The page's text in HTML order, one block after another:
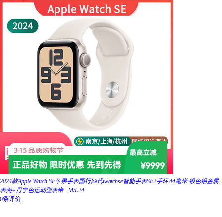
2024款Apple Watch SE苹果手表国行四代iwatchse智能手表SE2手环 44毫米 银色铝金属
表壳+丹宁色运动型表带 - M/L24
0条评价